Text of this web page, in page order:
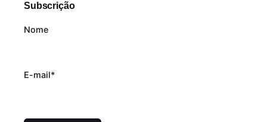
Subscrição
Nome
E-mail*